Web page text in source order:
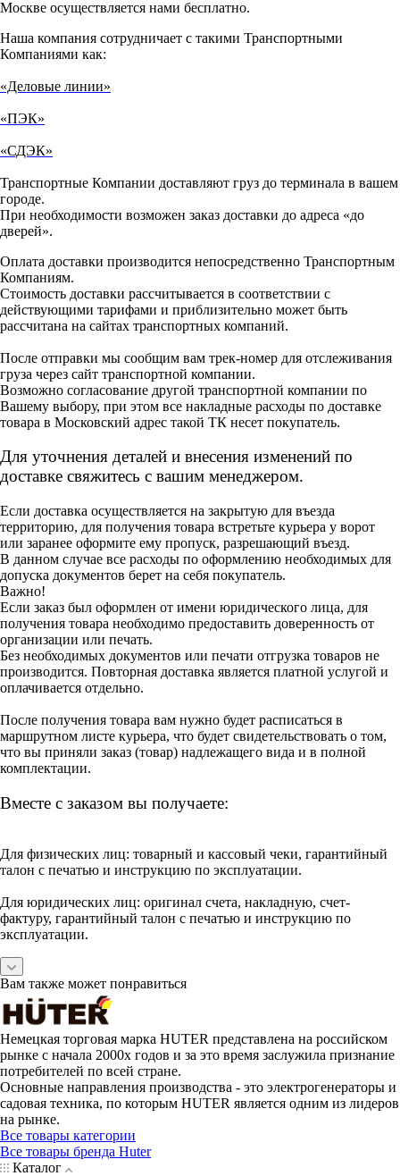
Москве осуществляется нами бесплатно.
Наша компания сотрудничает с такими Транспортными
Компаниями как:
«Деловые линии»
«ПЭК»
«СДЭК»
Транспортные Компании доставляют груз до терминала в вашем
городе.
При необходимости возможен заказ доставки до адреса «до
дверей».
Оплата доставки производится непосредственно Транспортным
Компаниям.
Стоимость доставки рассчитывается в соответствии с
действующими тарифами и приблизительно может быть
рассчитана на сайтах транспортных компаний.
После отправки мы сообщим вам трек-номер для отслеживания
груза через сайт транспортной компании.
Возможно согласование другой транспортной компании по
Вашему выбору, при этом все накладные расходы по доставке
товара в Московский адрес такой ТК несет покупатель.
Для уточнения деталей и внесения изменений по
доставке свяжитесь с вашим менеджером.
Если доставка осуществляется на закрытую для въезда
территорию, для получения товара встретьте курьера у ворот
или заранее оформите ему пропуск, разрешающий въезд.
В данном случае все расходы по оформлению необходимых для
допуска документов берет на себя покупатель.
Важно!
Если заказ был оформлен от имени юридического лица, для
получения товара необходимо предоставить доверенность от
организации или печать.
Без необходимых документов или печати отгрузка товаров не
производится. Повторная доставка является платной услугой и
оплачивается отдельно.
После получения товара вам нужно будет расписаться в
маршрутном листе курьера, что будет свидетельствовать о том,
что вы приняли заказ (товар) надлежащего вида и в полной
комплектации.
Вместе с заказом вы получаете:
Для физических лиц: товарный и кассовый чеки, гарантийный
талон с печатью и инструкцию по эксплуатации.
Для юридических лиц: оригинал счета, накладную, счет-
фактуру, гарантийный талон с печатью и инструкцию по
эксплуатации.
Вам также может понравиться
Немецкая торговая марка HUTER представлена на российском
рынке с начала 2000х годов и за это время заслужила признание
потребителей по всей стране.
Основные направления производства - это электрогенераторы и
садовая техника, по которым HUTER является одним из лидеров
на рынке.
Все товары категории
Все товары бренда Huter
Каталог